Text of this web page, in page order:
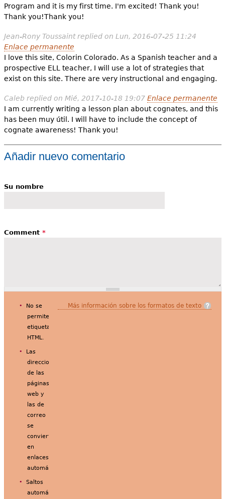
Program and it is my first time. I'm excited! Thank you!
Thank you!Thank you!
Jean-Rony Toussaintreplied on Lun, 2016-07-25 11:24
Enlace permanente
I love this site, Colorin Colorado. As a Spanish teacher and a
prospective ELL teacher, I will use a lot of strategies that
exist on this site. There are very instructional and engaging.
Caleb replied on Mié, 2017-10-18 19:07 Enlace permanente
I am currently writing a lesson plan about cognates, and this
has been muy útil. I will have to include the concept of
cognate awareness! Thank you!
Añadir nuevo comentario
Su nombre
Comment *
Más información sobre los formatos de texto
No se
permiten
etiquetas
HTML.
Las
direcciones
de las
páginas
web y
las de
correo
se
convierten
en
enlaces
automáticamente.
Saltos
automáticos